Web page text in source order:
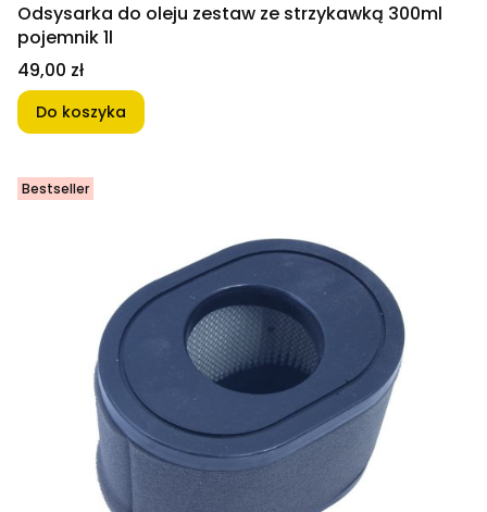
Odsysarka do oleju zestaw ze strzykawką 300ml
pojemnik 1l
Cena
49,00 zł
Do koszyka
Bestseller